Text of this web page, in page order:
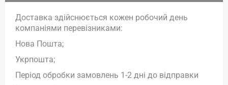
Доставка здійснюється кожен робочий день
компаніями перевізниками:
Нова Пошта;
Укрпошта;
Період обробки замовлень 1-2 дні до відправки